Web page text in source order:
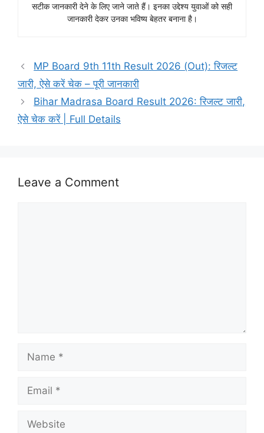
सटीक जानकारी देने के लिए जाने जाते हैं। इनका उद्देश्य युवाओं को सही
जानकारी देकर उनका भविष्य बेहतर बनाना है।
MP Board 9th 11th Result 2026 (Out): रिजल्ट
जारी, ऐसे करें चेक – पूरी जानकारी
Bihar Madrasa Board Result 2026: रिजल्ट जारी,
ऐसे चेक करें | Full Details
Leave a Comment
Name
Email
Website